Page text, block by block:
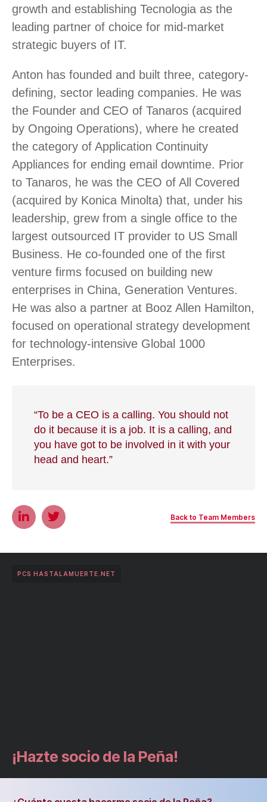
growth and establishing Tecnologia as the
leading partner of choice for mid-market
strategic buyers of IT.
Anton has founded and built three, category-
defining, sector leading companies. He was
the Founder and CEO of Tanaros (acquired
by Ongoing Operations), where he created
the category of Application Continuity
Appliances for ending email downtime. Prior
to Tanaros, he was the CEO of All Covered
(acquired by Konica Minolta) that, under his
leadership, grew from a single office to the
largest outsourced IT provider to US Small
Business. He co-founded one of the first
venture firms focused on building new
enterprises in China, Generation Ventures.
He was also a partner at Booz Allen Hamilton,
focused on operational strategy development
for technology-intensive Global 1000
Enterprises.
“To be a CEO is a calling. You should not
do it because it is a job. It is a calling, and
you have got to be involved in it with your
head and heart.”
Back to Team Members
PCS HASTALAMUERTE.NET
¡Hazte socio de la Peña!